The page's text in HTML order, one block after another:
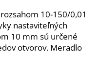
10-150/0,01
nastaviteľných
10 mm sú určené
otvorov. Meradlo